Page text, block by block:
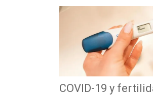
COVID-19 y